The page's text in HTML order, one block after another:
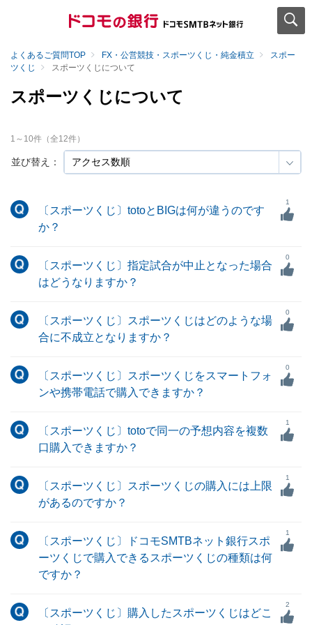
よくあるご質問TOP FX・公営競技・スポーツくじ・純金積立
スポー
ツくじ
スポーツくじについて
スポーツくじについて
並び替え：
1 ～ 10件（全12件）
〔スポーツくじ〕totoとBIGは何が違うのです
か？
1
〔スポーツくじ〕指定試合が中止となった場合
はどうなりますか？
0
〔スポーツくじ〕スポーツくじはどのような場
合に不成立となりますか？
0
〔スポーツくじ〕スポーツくじをスマートフォ
ンや携帯電話で購入できますか？
0
〔スポーツくじ〕totoで同一の予想内容を複数
口購入できますか？
1
〔スポーツくじ〕スポーツくじの購入には上限
があるのですか？
1
〔スポーツくじ〕ドコモSMTBネット銀行スポ
ーツくじで購入できるスポーツくじの種類は何
ですか？
1
〔スポーツくじ〕購入したスポーツくじはどこ
2